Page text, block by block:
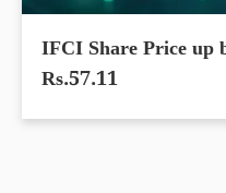
IFCI Share Price up
Rs.57.11